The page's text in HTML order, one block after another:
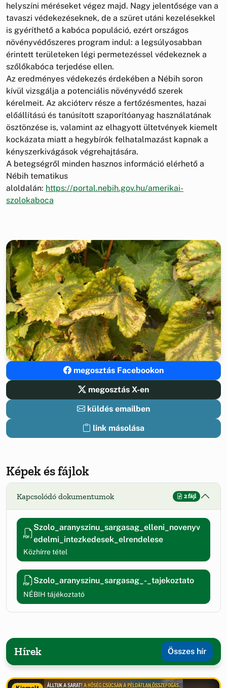
helyszíni méréseket végez majd. Nagy jelentősége van a
tavaszi védekezéseknek, de a szüret utáni kezelésekkel
is gyéríthető a kabóca populáció, ezért országos
növényvédőszeres program indul: a legsúlyosabban
érintett területeken légi permetezéssel védekeznek a
szőlőkabóca terjedése ellen.
Az eredményes védekezés érdekében a Nébih soron
kívül vizsgálja a potenciális növényvédő szerek
kérelmeit. Az akcióterv része a fertőzésmentes, hazai
előállítású és tanúsított szaporítóanyag használatának
ösztönzése is, valamint az elhagyott ültetvények kiemelt
kockázata miatt a hegybírók felhatalmazást kapnak a
kényszerkivágások végrehajtására.
A betegségről minden hasznos információ elérhető a
Nébih tematikus
aloldalán: https://portal.nebih.gov.hu/amerikai-
szolokaboca
megosztás Facebookon
megosztás X-en
küldés emailben
link másolása
Képek és fájlok
Kapcsolódó dokumentumok 2 fájl
Szolo_aranyszinu_sargasag_elleni_novenyv
edelmi_intezkedesek_elrendelese
Közhírre tétel
Szolo_aranyszinu_sargasag_-_tajekoztato
NÉBIH tájékoztató
Hírek Összes hír